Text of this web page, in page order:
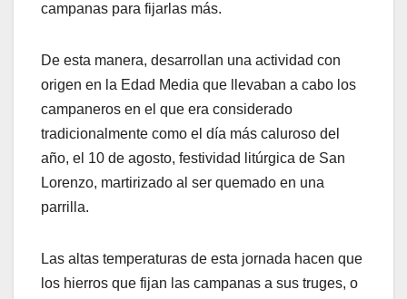
campanas para fijarlas más.
De esta manera, desarrollan una actividad con
origen en la Edad Media que llevaban a cabo los
campaneros en el que era considerado
tradicionalmente como el día más caluroso del
año, el 10 de agosto, festividad litúrgica de San
Lorenzo, martirizado al ser quemado en una
parrilla.
Las altas temperaturas de esta jornada hacen que
los hierros que fijan las campanas a sus truges, o